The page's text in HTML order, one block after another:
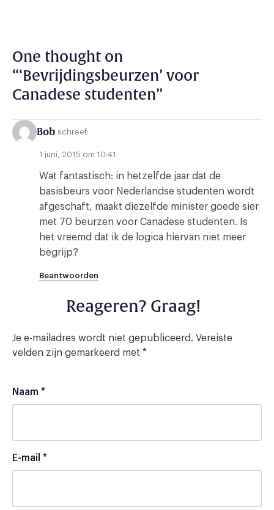
One thought on
“‘Bevrijdingsbeurzen’ voor
Canadese studenten”
Bob schreef:
1 juni, 2015 om 10:41
Wat fantastisch: in hetzelfde jaar dat de
basisbeurs voor Nederlandse studenten wordt
afgeschaft, maakt diezelfde minister goede sier
met 70 beurzen voor Canadese studenten. Is
het vreemd dat ik de logica hiervan niet meer
begrijp?
Beantwoorden
Reageren? Graag!
Je e-mailadres wordt niet gepubliceerd. Vereiste
velden zijn gemarkeerd met *
Naam *
E-mail *